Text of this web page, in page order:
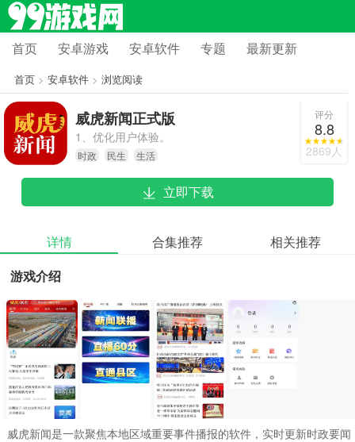
首页 安卓游戏 安卓软件 专题 最新更新
首页> 安卓软件> 浏览阅读
威虎新闻正式版
1、优化用户体验。
时政 民生 生活
评分
8.8
2869人
立即下载
详情 合集推荐
相关推荐
游戏介绍
威虎新闻是一款聚焦本地区域重要事件播报的软件，实时更新时政要闻